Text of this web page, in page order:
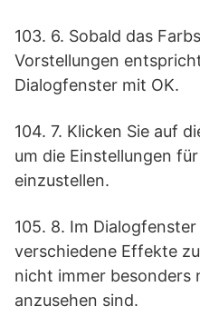
103. 6. Sobald das
Vorstellungen
Dialogfenster mit OK.
104. 7. Klicken Sie auf
um die Einstellungen
einzustellen.
105. 8. Im
verschiedene Effekte
nicht immer besonders
anzusehen sind.